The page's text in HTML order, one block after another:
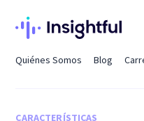
Quiénes Somos Blog
CARACTERÍSTICAS